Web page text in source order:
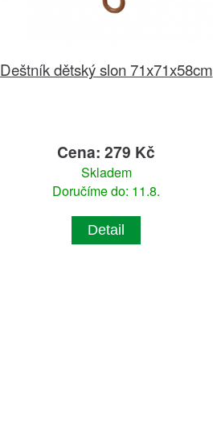
Deštník dětský slon 71x71x58cm
Cena: 279 Kč
Skladem
Doručíme do: 11.8.
Detail